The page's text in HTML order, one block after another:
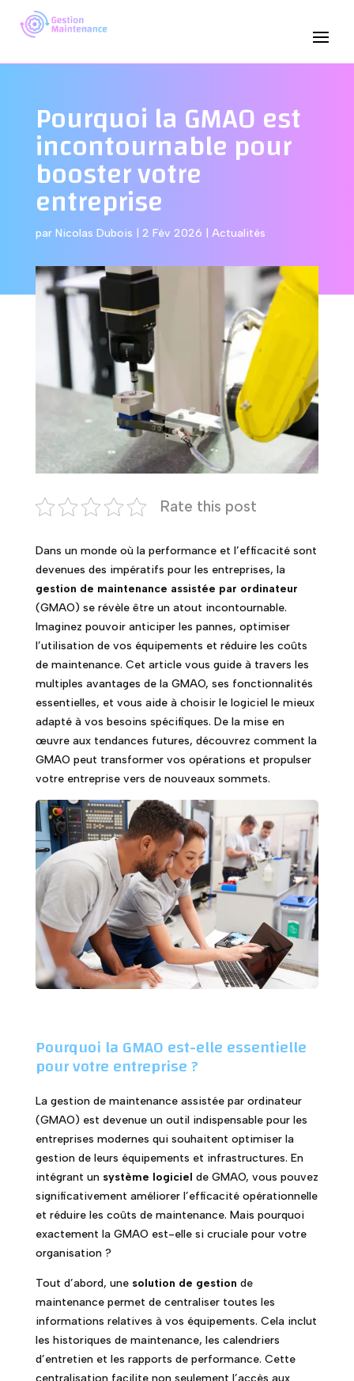
Pourquoi la GMAO est
incontournable pour
booster votre
entreprise
par Nicolas Dubois 2 Fév 2026 Actualités
Rate this post
Dans un monde où la performance et l’efficacité sont
devenues des impératifs pour les entreprises, la
gestion de maintenance assistée par ordinateur
(GMAO) se révèle être un atout incontournable.
Imaginez pouvoir anticiper les pannes, optimiser
l’utilisation de vos équipements et réduire les coûts
de maintenance. Cet article vous guide à travers les
multiples avantages de la GMAO, ses fonctionnalités
essentielles, et vous aide à choisir le logiciel le mieux
adapté à vos besoins spécifiques. De la mise en
œuvre aux tendances futures, découvrez comment la
GMAO peut transformer vos opérations et propulser
votre entreprise vers de nouveaux sommets.
Pourquoi la GMAO est-elle essentielle
pour votre entreprise ?
La gestion de maintenance assistée par ordinateur
(GMAO) est devenue un outil indispensable pour les
entreprises modernes qui souhaitent optimiser la
gestion de leurs équipements et infrastructures. En
intégrant un système logiciel de GMAO, vous pouvez
significativement améliorer l’efficacité opérationnelle
et réduire les coûts de maintenance. Mais pourquoi
exactement la GMAO est-elle si cruciale pour votre
organisation ?
Tout d’abord, une solution de gestion de
maintenance permet de centraliser toutes les
informations relatives à vos équipements. Cela inclut
les historiques de maintenance, les calendriers
d’entretien et les rapports de performance. Cette